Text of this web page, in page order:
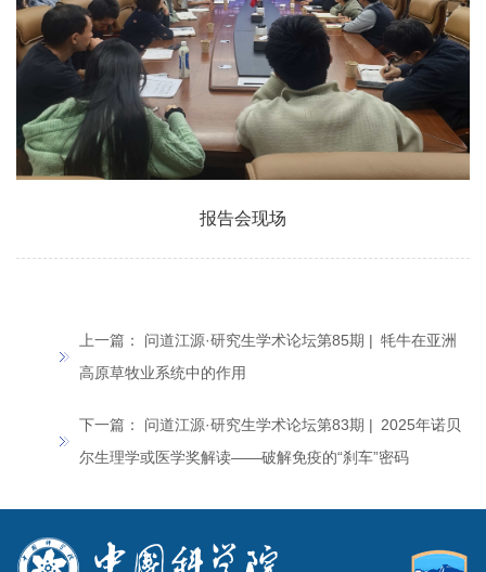
报告会现场
上一篇： 问道江源·研究生学术论坛第85期 | 牦牛在亚洲
高原草牧业系统中的作用
下一篇： 问道江源·研究生学术论坛第83期 | 2025年诺贝
尔生理学或医学奖解读——破解免疫的“刹车”密码